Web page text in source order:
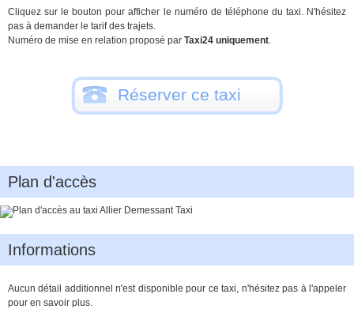
Cliquez sur le bouton pour afficher le numéro de téléphone du taxi. N'hésitez
pas à demander le tarif des trajets.
Numéro de mise en relation proposé par Taxi24 uniquement.
Réserver ce taxi
Plan d'accès
Informations
Aucun détail additionnel n'est disponible pour ce taxi, n'hésitez pas à l'appeler
pour en savoir plus.